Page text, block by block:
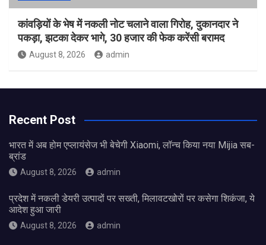
कांवड़ियों के भेष में नकली नोट चलाने वाला गिरोह, दुकानदार ने
पकड़ा, झटका देकर भागे, 30 हजार की फेक करेंसी बरामद
August 8, 2026 admin
Recent Post
भारत में अब होम एप्लायंसेज भी बेचेगी Xiaomi, लॉन्च किया नया Mijia सब-
ब्रांड
August 8, 2026 admin
प्रदेश में नकली डेयरी उत्पादों पर सख्ती, मिलावटखोरों पर कसेगा शिकंजा, ये
आदेश हुआ जारी
August 8, 2026 admin